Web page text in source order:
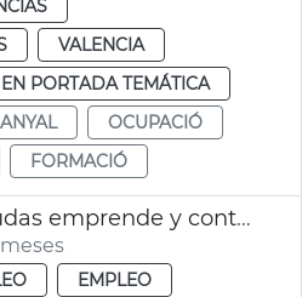
VALENCIA
EN PORTADA TEMÁTICA
OCUPACIÓ
FORMACIÓ
Convocatoria ayudas emprende y contrata
EMPLEO